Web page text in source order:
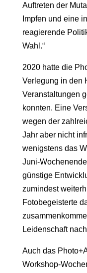
Auftreten der
Impfen und eine
reagierende
Wahl.“
2020 hatte die
Verlegung in den
Veranstaltungen
konnten. Eine
wegen der
Jahr aber nicht
wenigstens das
Juni-
günstige
zumindest
Fotobegeisterte
Leidenschaft
Auch das
Workshop-